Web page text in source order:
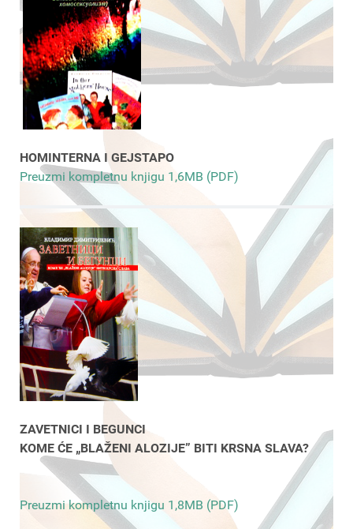
HOMINTERNA I GEJSTAPO
Preuzmi kompletnu knjigu 1,6MB (PDF)
ZAVETNICI I BEGUNCI
KOME ĆE „BLAŽENI ALOZIJE” BITI KRSNA SLAVA?
Preuzmi kompletnu knjigu 1,8MB (PDF)